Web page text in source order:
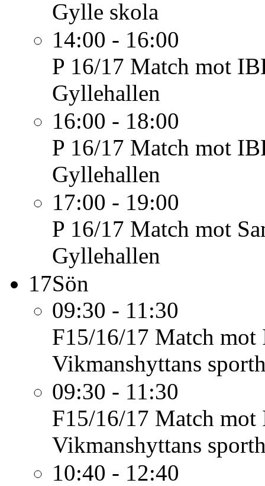
Gylle skola
14:00 - 16:00
P 16/17 Match mot
Gyllehallen
16:00 - 18:00
P 16/17 Match mot
Gyllehallen
17:00 - 19:00
P 16/17 Match mot
Gyllehallen
17Sön
09:30 - 11:30
F15/16/17 Match mot
Vikmanshyttans
09:30 - 11:30
F15/16/17 Match mot
Vikmanshyttans
10:40 - 12:40